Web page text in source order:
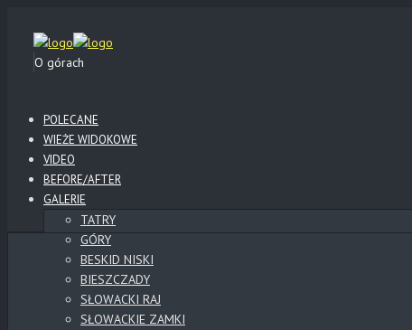
O górach
POLECANE
WIEŻE WIDOKOWE
VIDEO
BEFORE/AFTER
GALERIE
TATRY
GÓRY
BESKID NISKI
BIESZCZADY
SŁOWACKI RAJ
SŁOWACKIE ZAMKI